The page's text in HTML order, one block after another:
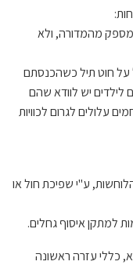
מספק מהמדורה, ולא
חוט תיל כשהכנסתם
יש לוודא שהם
עלולים לגרום לכוויות
ע"י שפיכת חול או
למתקן איסוף גחלים.
כללי עזרה ראשונה